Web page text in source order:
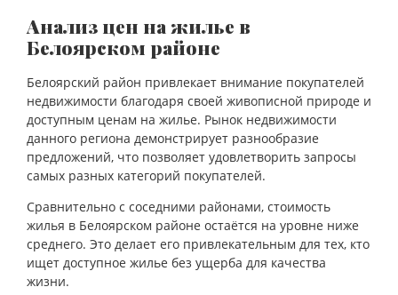
Анализ цен на жилье в
Белоярском районе
Белоярский район привлекает внимание покупателей
недвижимости благодаря своей живописной природе и
доступным ценам на жилье. Рынок недвижимости
данного региона демонстрирует разнообразие
предложений, что позволяет удовлетворить запросы
самых разных категорий покупателей.
Сравнительно с соседними районами, стоимость
жилья в Белоярском районе остаётся на уровне ниже
среднего. Это делает его привлекательным для тех, кто
ищет доступное жилье без ущерба для качества
жизни.